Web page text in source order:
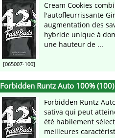
[065007-100]
Cream Cookies
l'autofleurrissante
augmentation des
hybride unique à
une hauteur de ...
Forbidden Runtz Auto 100%
Forbidden Runtz
sativa qui peut
été habilement
meilleures